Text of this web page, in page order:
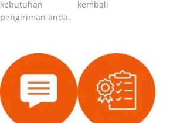
kebutuhan
pengiriman anda.
kembali